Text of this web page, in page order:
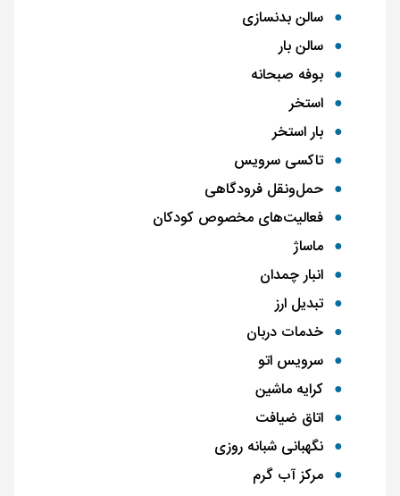
سالن بدنسازی
سالن بار
بوفه صبحانه
استخر
بار استخر
تاکسی سرویس
حمل‌و‌نقل فرودگاهی
فعالیت‌های مخصوص کودکان
ماساژ
انبار چمدان
تبدیل ارز
خدمات دربان
سرویس اتو
کرایه ماشین
اتاق ضیافت
نگهبانی شبانه روزی
مرکز آب‌ گرم